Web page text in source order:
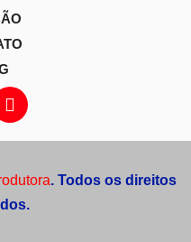
. Todos os direitos